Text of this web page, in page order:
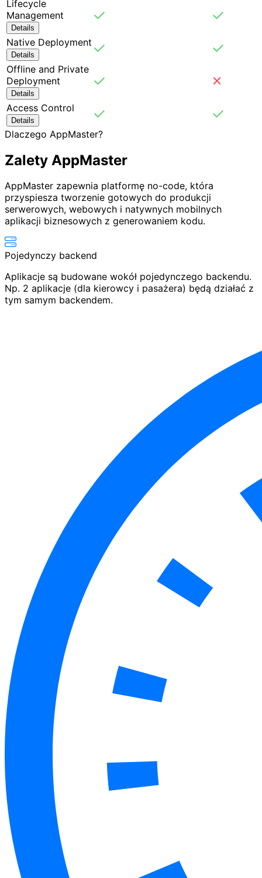
Lifecycle
Management
Details
Native Deployment
Details
Offline and Private
Deployment
Details
Access Control
Details
Dlaczego AppMaster?
Zalety AppMaster
AppMaster zapewnia platformę no-code, która
przyspiesza tworzenie gotowych do produkcji
serwerowych, webowych i natywnych mobilnych
aplikacji biznesowych z generowaniem kodu.
Pojedynczy backend
Aplikacje są budowane wokół pojedynczego backendu.
Np. 2 aplikacje (dla kierowcy i pasażera) będą działać z
tym samym backendem.